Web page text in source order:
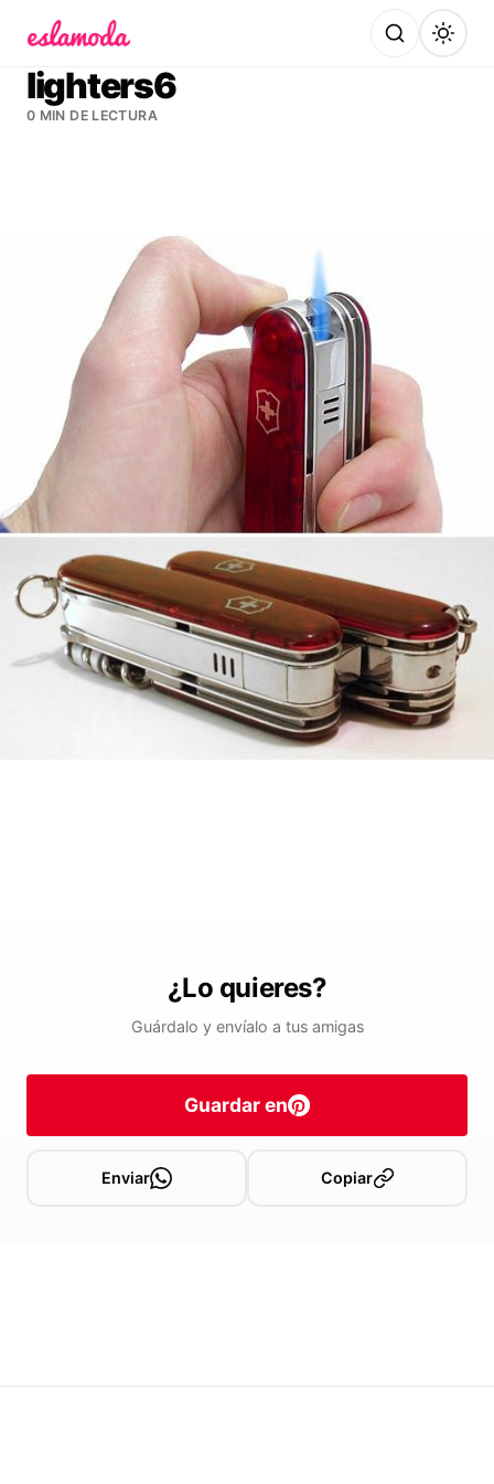
lighters6
0 MIN DE LECTURA
¿Lo quieres?
Guárdalo y envíalo a tus amigas
Guardar en
Enviar Copiar